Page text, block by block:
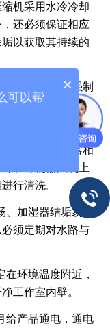
机采用水冷冷却
还必须保证相应
以获取其持续的
等级各异，在强制
小颗粒物体，应
衡与清洗蒸发器相
和冷凝器风机上
行清洗。
加湿器结垢易导
须定期对水路与
环境温度附近，
工作室内壁。
给产品通电，通电
×
可以帮